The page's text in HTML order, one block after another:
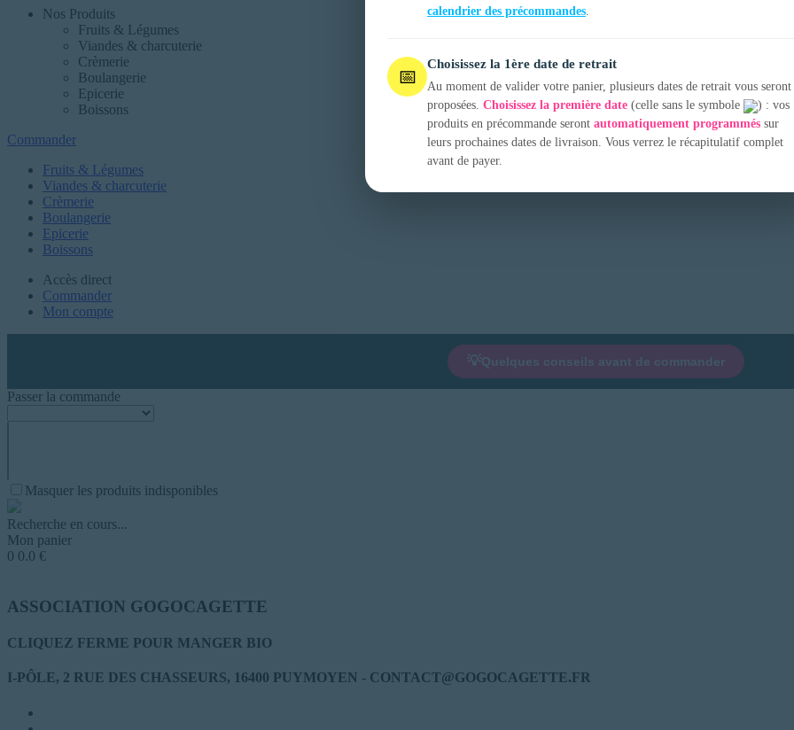
Nos Produits
Fruits & Légumes
Viandes & charcuterie
Crèmerie
Boulangerie
Epicerie
Boissons
Commander
Fruits & Légumes
Viandes & charcuterie
Crèmerie
Boulangerie
Epicerie
Boissons
Accès direct
Commander
Mon compte
💡Quelques conseils avant de commander
calendrier des précommandes.
📅
Choisissez la 1ère date de retrait
Au moment de valider votre panier, plusieurs dates de retrait vous seront
proposées. Choisissez la première date (celle sans le symbole
) : vos
produits en précommande seront automatiquement programmés sur
leurs prochaines dates de livraison. Vous verrez le récapitulatif complet
avant de payer.
Passer la commande
Masquer les produits indisponibles
Recherche en cours...
Mon panier
0 0.0 €
ASSOCIATION GOGOCAGETTE
CLIQUEZ FERME POUR MANGER BIO
I-PÔLE, 2 RUE DES CHASSEURS, 16400 PUYMOYEN - CONTACT@GOGOCAGETTE.FR